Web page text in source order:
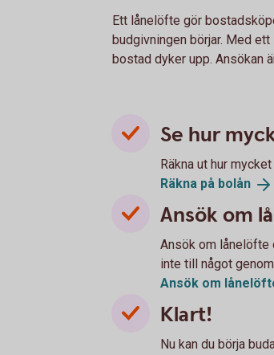
Ett lånelöfte gör
budgivningen börjar. Med
bostad dyker upp. Ansökan
Se hur
Räkna ut hur
Räkna på bolån
Ansök om
Ansök om
inte till något
Ansök om
Klart!
Nu kan du börja